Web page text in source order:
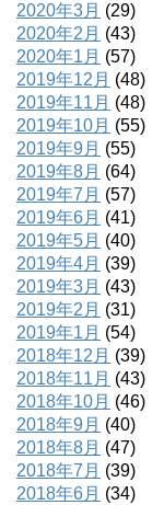
2020年3月 (29)
2020年2月 (43)
2020年1月 (57)
2019年12月 (48)
2019年11月 (48)
2019年10月 (55)
2019年9月 (55)
2019年8月 (64)
2019年7月 (57)
2019年6月 (41)
2019年5月 (40)
2019年4月 (39)
2019年3月 (43)
2019年2月 (31)
2019年1月 (54)
2018年12月 (39)
2018年11月 (43)
2018年10月 (46)
2018年9月 (40)
2018年8月 (47)
2018年7月 (39)
2018年6月 (34)